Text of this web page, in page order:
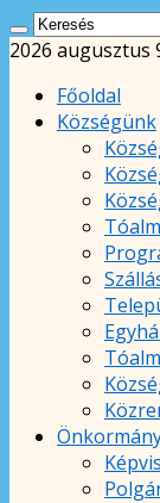
2026 augusztus
Főoldal
Községünk